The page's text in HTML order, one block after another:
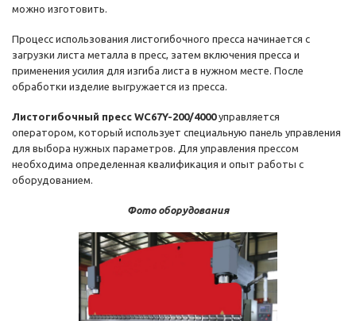
можно изготовить.
Процесс использования листогибочного пресса начинается с
загрузки листа металла в пресс, затем включения пресса и
применения усилия для изгиба листа в нужном месте. После
обработки изделие выгружается из пресса.
Листогибочный пресс WC67Y-200/4000управляется
оператором, который использует специальную панель управления
для выбора нужных параметров. Для управления прессом
необходима определенная квалификация и опыт работы с
оборудованием.
Фото оборудования